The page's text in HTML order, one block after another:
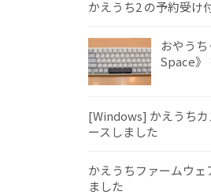
かえうち2 の予約受け
おやう
Space》
[Windows] かえうちカ
ースしました
かえうちファームウェ
ました